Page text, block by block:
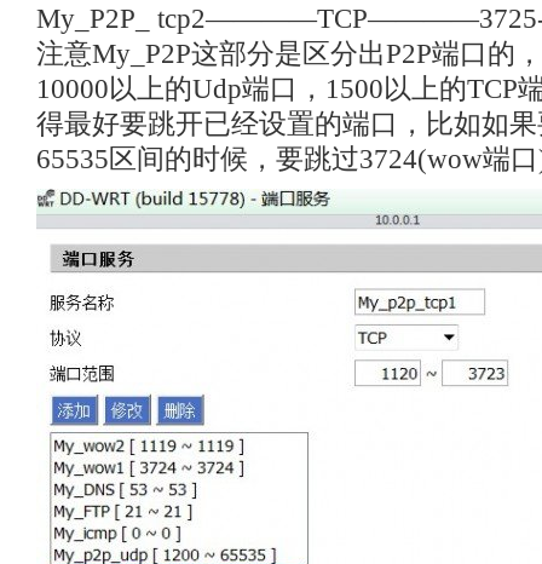
My_P2P_ tcp2————TCP————3725-
注意My_P2P这部分是区分出P2P端口的
10000以上的Udp端口，1500以上的TCP
得最好要跳开已经设置的端口，比如如果
65535区间的时候，要跳过3724(wow端